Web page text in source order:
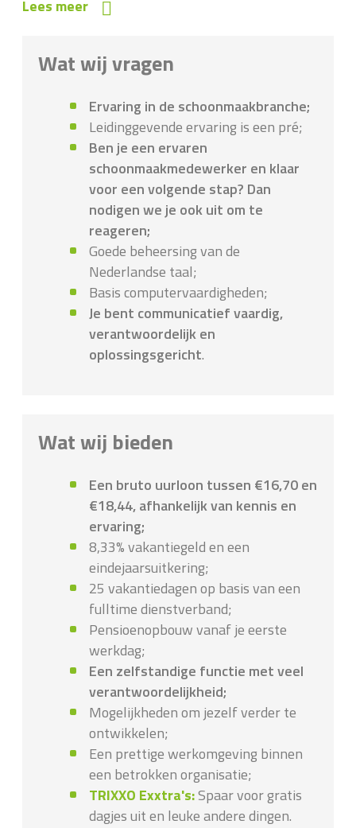
Lees meer
Wat wij vragen
Ervaring in de schoonmaakbranche;
Leidinggevende ervaring is een pré;
Ben je een ervaren
schoonmaakmedewerker en klaar
voor een volgende stap? Dan
nodigen we je ook uit om te
reageren;
Goede beheersing van de
Nederlandse taal;
Basis computervaardigheden;
Je bent communicatief vaardig,
verantwoordelijk en
oplossingsgericht.
Wat wij bieden
Een bruto uurloon tussen €16,70 en
€18,44, afhankelijk van kennis en
ervaring;
8,33% vakantiegeld en een
eindejaarsuitkering;
25 vakantiedagen op basis van een
fulltime dienstverband;
Pensioenopbouw vanaf je eerste
werkdag;
Een zelfstandige functie met veel
verantwoordelijkheid;
Mogelijkheden om jezelf verder te
ontwikkelen;
Een prettige werkomgeving binnen
een betrokken organisatie;
TRIXXO Exxtra's:Spaar voor gratis
dagjes uit en leuke andere dingen.